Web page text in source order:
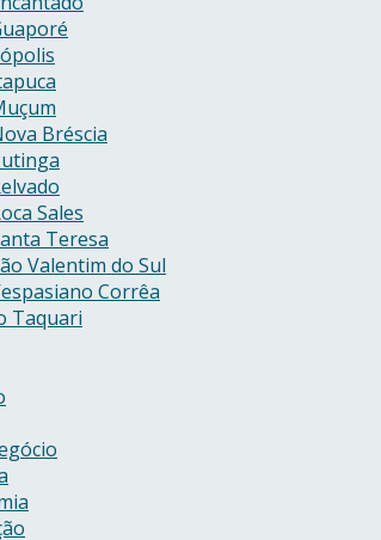
Bréscia
Sales
Teresa
Valentim do Sul
Corrêa
Taquari